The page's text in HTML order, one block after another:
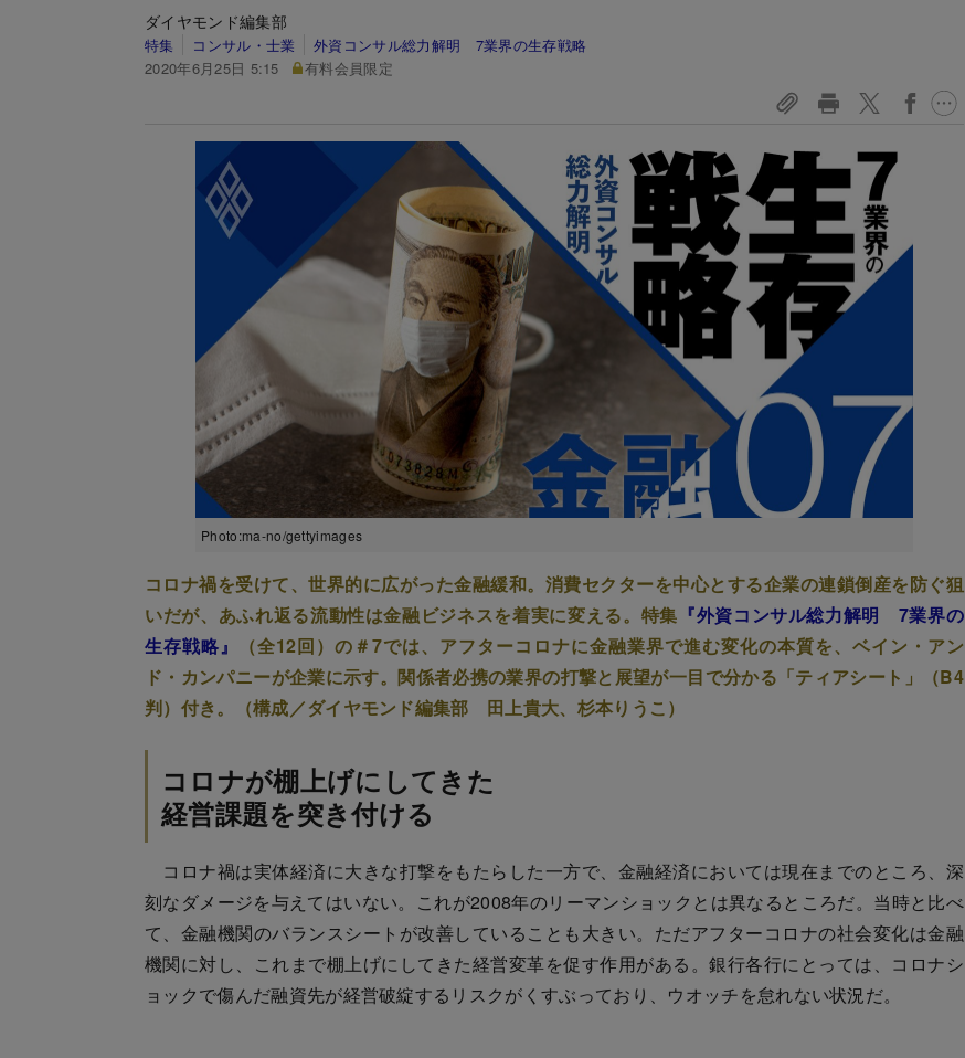
ダイヤモンド編集部
特集 コンサル・士業
外資コンサル総力解明 7業界の生存戦略
2020年6月25日 5:15
有料会員限定
Photo:ma-no/gettyimages
コロナ禍を受けて、世界的に広がった金融緩和。消費セクターを中心とする企業の連鎖倒産を防ぐ狙
いだが、あふれ返る流動性は金融ビジネスを着実に変える。特集 『外資コンサル総力解明 7業界の
生存戦略』
（全12回）の＃7では、アフターコロナに金融業界で進む変化の本質を、ベイン・アン
ド・カンパニーが企業に示す。関係者必携の業界の打撃と展望が一目で分かる「ティアシート」（B4
判）付き。（構成／ダイヤモンド編集部 田上貴大、杉本りうこ）
コロナが棚上げにしてきた
経営課題を突き付ける
コロナ禍は実体経済に大きな打撃をもたらした一方で、金融経済においては現在までのところ、深
刻なダメージを与えてはいない。これが2008年のリーマンショックとは異なるところだ。当時と比べ
て、金融機関のバランスシートが改善していることも大きい。ただアフターコロナの社会変化は金融
機関に対し、これまで棚上げにしてきた経営変革を促す作用がある。銀行各行にとっては、コロナシ
ョックで傷んだ融資先が経営破綻するリスクがくすぶっており、ウオッチを怠れない状況だ。